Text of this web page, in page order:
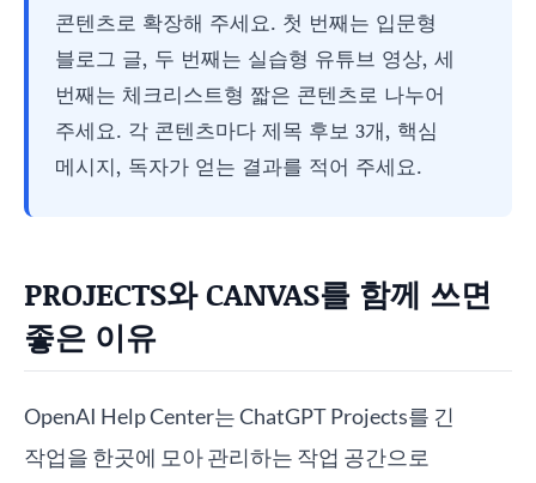
콘텐츠로 확장해 주세요. 첫 번째는 입문형
블로그 글, 두 번째는 실습형 유튜브 영상, 세
번째는 체크리스트형 짧은 콘텐츠로 나누어
주세요. 각 콘텐츠마다 제목 후보 3개, 핵심
메시지, 독자가 얻는 결과를 적어 주세요.
PROJECTS와 CANVAS를 함께 쓰면
좋은 이유
OpenAI Help Center는 ChatGPT Projects를 긴
작업을 한곳에 모아 관리하는 작업 공간으로